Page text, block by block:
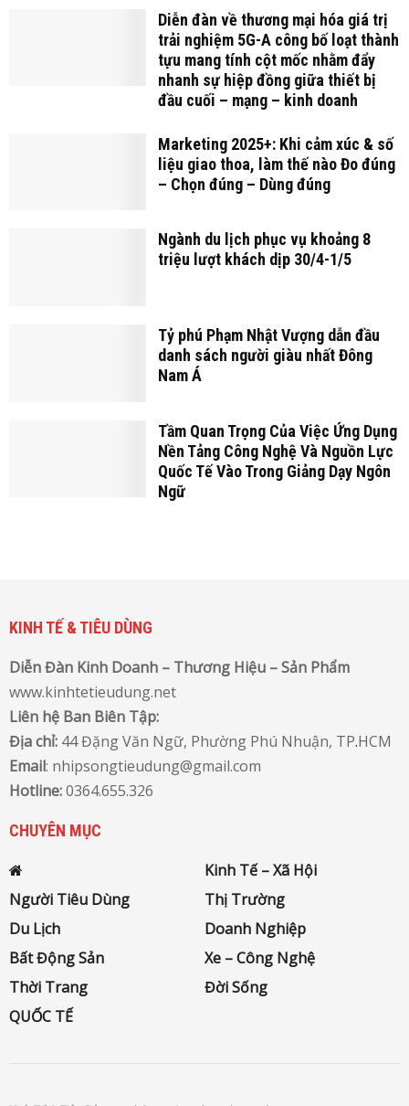
Diễn đàn về thương mại hóa giá trị
trải nghiệm 5G-A công bố loạt thành
tựu mang tính cột mốc nhằm đẩy
nhanh sự hiệp đồng giữa thiết bị
đầu cuối – mạng – kinh doanh
Marketing 2025+: Khi cảm xúc & số
liệu giao thoa, làm thế nào Đo đúng
– Chọn đúng – Dùng đúng
Ngành du lịch phục vụ khoảng 8
triệu lượt khách dịp 30/4-1/5
Tỷ phú Phạm Nhật Vượng dẫn đầu
danh sách người giàu nhất Đông
Nam Á
Tầm Quan Trọng Của Việc Ứng Dụng
Nền Tảng Công Nghệ Và Nguồn Lực
Quốc Tế Vào Trong Giảng Dạy Ngôn
Ngữ
KINH TẾ & TIÊU DÙNG
Diễn Đàn Kinh Doanh – Thương Hiệu – Sản Phẩm
www.kinhtetieudung.net
Liên hệ Ban Biên Tập:
Địa chỉ: 44 Đặng Văn Ngữ, Phường Phú Nhuận, TP.HCM
Email: nhipsongtieudung@gmail.com
Hotline:0364.655.326
CHUYÊN MỤC
Kinh Tế – Xã Hội
Người Tiêu Dùng
Thị Trường
Du Lịch
Doanh Nghiệp
Bất Động Sản
Xe – Công Nghệ
Thời Trang
Đời Sống
QUỐC TẾ